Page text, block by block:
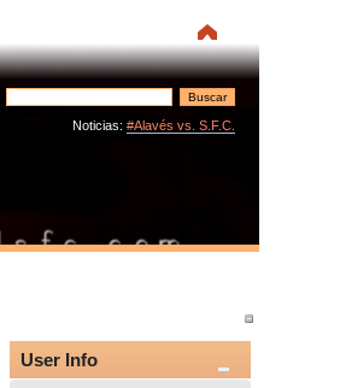
Noticias: #Alavés vs. S.F.C.
User Info